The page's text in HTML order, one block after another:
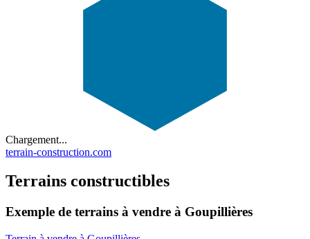
Chargement...
terrain-construction.com
Terrains constructibles
Exemple de terrains à vendre à Goupillières